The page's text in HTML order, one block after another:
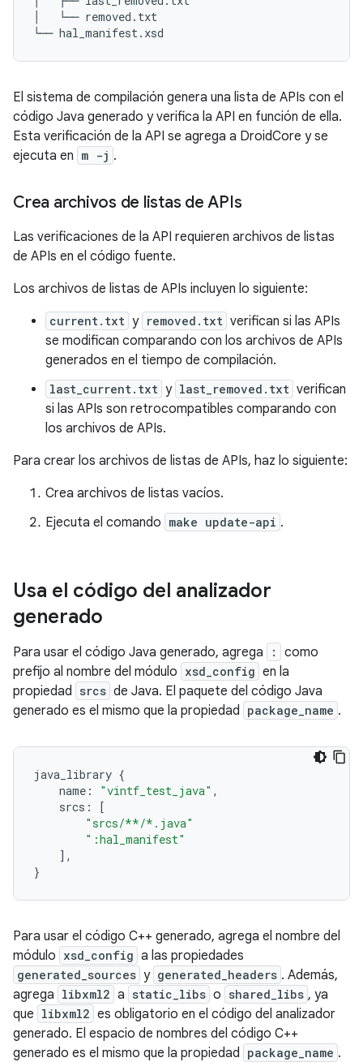
│   └── removed.txt
El sistema de compilación genera una lista de APIs con el
código Java generado y verifica la API en función de ella.
Esta verificación de la API se agrega a DroidCore y se
ejecuta en m -j .
Crea archivos de listas de APIs
Las verificaciones de la API requieren archivos de listas
de APIs en el código fuente.
Los archivos de listas de APIs incluyen lo siguiente:
current.txt y removed.txt verifican si las APIs
se modifican comparando con los archivos de APIs
generados en el tiempo de compilación.
last_current.txt y last_removed.txt verifican
si las APIs son retrocompatibles comparando con
los archivos de APIs.
Para crear los archivos de listas de APIs, haz lo siguiente:
Crea archivos de listas vacíos.
Ejecuta el comando make update-api .
Usa el código del analizador
generado
Para usar el código Java generado, agrega :
como
prefijo al nombre del módulo xsd_config en la
propiedad srcs de Java. El paquete del código Java
generado es el mismo que la propiedad package_name .
java_library {
name : "vintf_test_java" ,
srcs :
[
"srcs/**/*.java"
":hal_manifest"
],
}
Para usar el código C++ generado, agrega el nombre del
módulo xsd_config a las propiedades
generated_sources y generated_headers . Además,
agrega libxml2 a static_libs o shared_libs , ya
que libxml2 es obligatorio en el código del analizador
generado. El espacio de nombres del código C++
generado es el mismo que la propiedad package_name .